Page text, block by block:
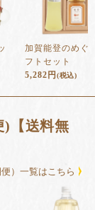
加賀能登のめぐ
フトセット
5,282 円 (税込)
)【送料無
）⼀覧はこちら